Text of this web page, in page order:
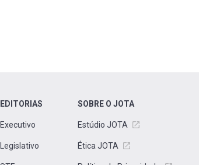
EDITORIAS
Executivo
Legislativo
SOBRE O JOTA
Estúdio JOTA
Ética JOTA